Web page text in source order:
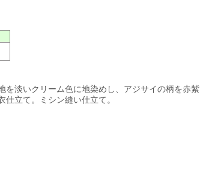
を淡いクリーム色に地染めし、アジサイの柄を赤紫
立て。ミシン縫い仕立て。